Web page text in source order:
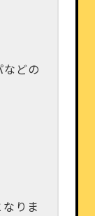
どの
りま